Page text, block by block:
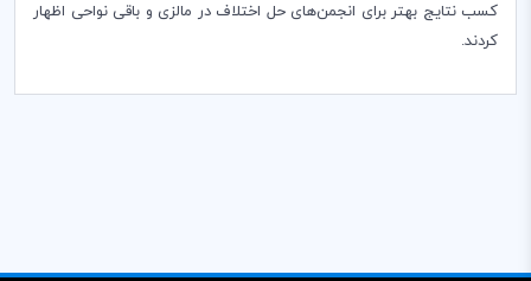
کسب نتایج بهتر برای انجمن‌های حل اختلاف در مالزی و باقی نواحی اظهار
کردند.